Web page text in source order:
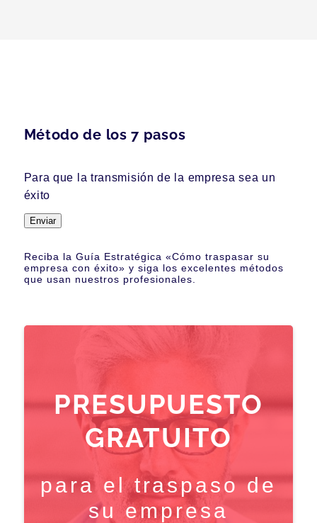
Método de los 7 pasos
Para que la transmisión de la empresa sea un
éxito
Enviar
Reciba la Guía Estratégica «Cómo traspasar su
empresa con éxito» y siga los excelentes métodos
que usan nuestros profesionales.
PRESUPUESTO
GRATUITO
para el traspaso de
su empresa